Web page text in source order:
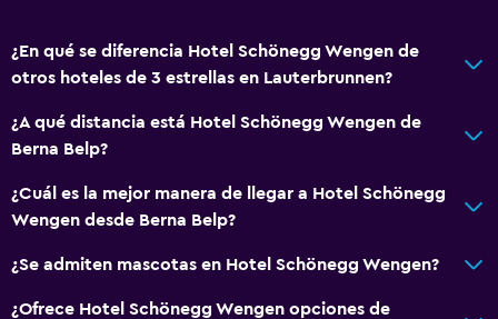
¿En qué se diferencia Hotel Schönegg Wengen de
otros hoteles de 3 estrellas en Lauterbrunnen?
¿A qué distancia está Hotel Schönegg Wengen de
Berna Belp?
¿Cuál es la mejor manera de llegar a Hotel Schönegg
Wengen desde Berna Belp?
¿Se admiten mascotas en Hotel Schönegg Wengen?
¿Ofrece Hotel Schönegg Wengen opciones de